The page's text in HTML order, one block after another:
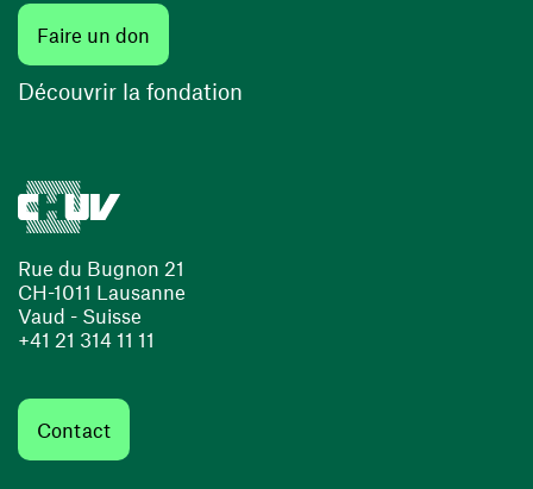
Rue du Bugnon 21
CH-1011 Lausanne
Vaud - Suisse
+41 21 314 11 11
Contact
Faire un don
Découvrir la fondation